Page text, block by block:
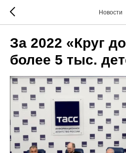
Новости
За 2022 «Круг
более 5 тыс.